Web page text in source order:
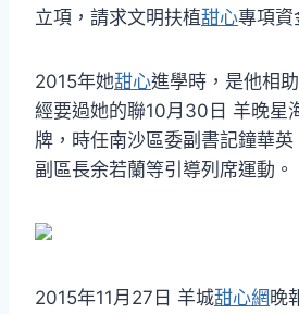
立項，請求文明扶植甜心專項資
2015年她甜心進學時，是他相
經要過她的聯10月30日 羊晚星
牌，時任南沙區委副書記鐘華英
副區長余若蘭等引導列席運動。
2015年11月27日 羊城甜心網晚